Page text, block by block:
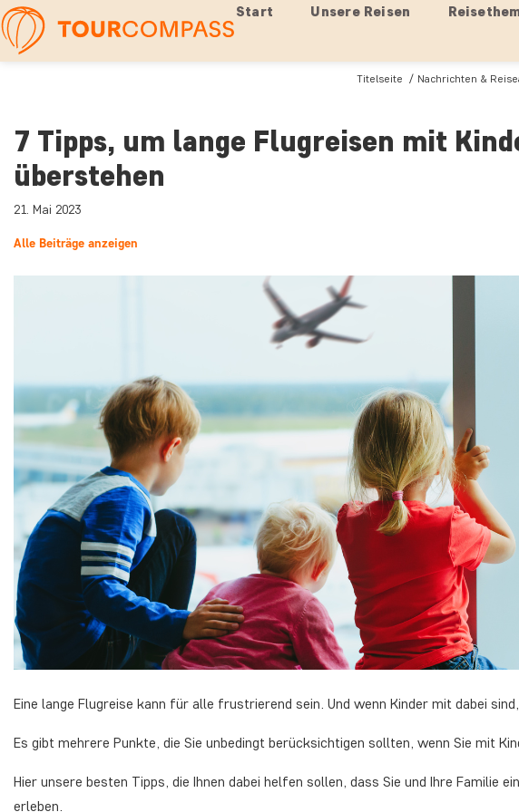
Start Unsere Reisen
Titelseite Nachrichten &
7 Tipps, um lange Flugreisen mit
überstehen
21. Mai 2023
Alle Beiträge anzeigen
Eine lange Flugreise kann für alle frustrierend sein. Und wenn Kinder mit dabei
Es gibt mehrere Punkte, die Sie unbedingt berücksichtigen sollten, wenn Sie mit
Hier unsere besten Tipps, die Ihnen dabei helfen sollen, dass Sie und Ihre Familie
erleben.